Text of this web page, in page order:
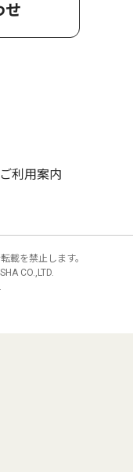
せ
利用案内
載を禁止します。
CO.,LTD.